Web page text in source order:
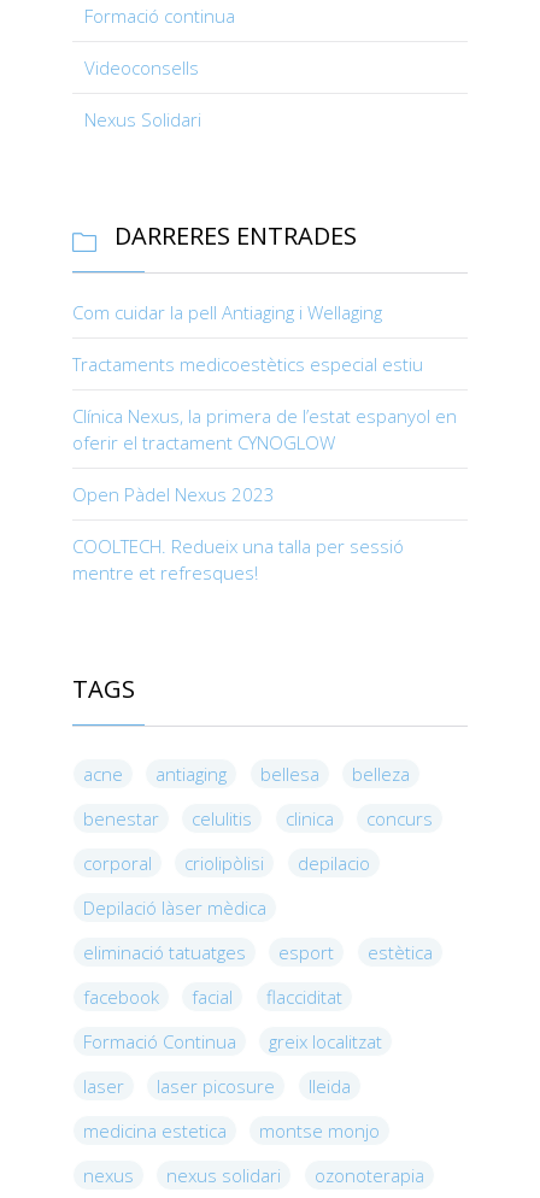
Formació continua
Videoconsells
Nexus Solidari
 DARRERES ENTRADES
Com cuidar la pell Antiaging i Wellaging
Tractaments medicoestètics especial estiu
Clínica Nexus, la primera de l’estat espanyol en
oferir el tractament CYNOGLOW
Open Pàdel Nexus 2023
COOLTECH. Redueix una talla per sessió
mentre et refresques!
TAGS
acne antiaging bellesa
belleza
benestar
celulitis clinica
concurs
corporal
criolipòlisi
depilacio
Depilació làser mèdica
eliminació tatuatges
esport
estètica
facebook
facial
flacciditat
Formació Continua
greix localitzat
laser
laser picosure
lleida
medicina estetica
montse monjo
nexus
nexus solidari
ozonoterapia